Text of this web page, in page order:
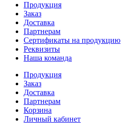
Продукция
Заказ
Доставка
Партнерам
Сертификаты на продукцию
Реквизиты
Наша команда
Продукция
Заказ
Доставка
Партнерам
Корзина
Личный кабинет